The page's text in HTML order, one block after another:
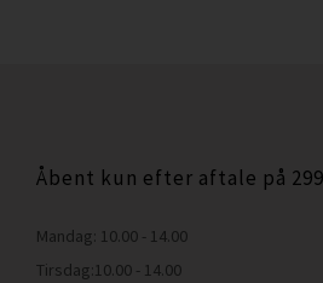
Åbent kun efter aftale på
Mandag: 10.00 - 14.00
Tirsdag:10.00 - 14.00